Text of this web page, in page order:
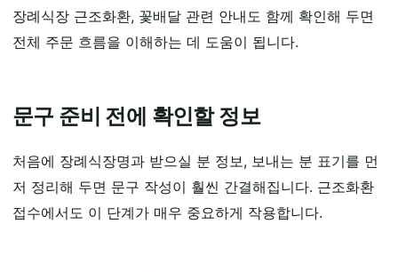
장례식장 근조화환, 꽃배달 관련 안내도 함께 확인해 두면
전체 주문 흐름을 이해하는 데 도움이 됩니다.
문구 준비 전에 확인할 정보
처음에 장례식장명과 받으실 분 정보, 보내는 분 표기를 먼
저 정리해 두면 문구 작성이 훨씬 간결해집니다. 근조화환
접수에서도 이 단계가 매우 중요하게 작용합니다.